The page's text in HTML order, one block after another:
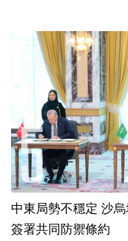
中東局勢不穩定 沙
簽署共同防禦條約